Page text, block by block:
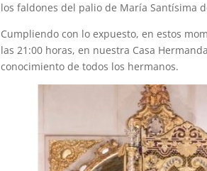
los faldones del palio de María Santísima
Cumpliendo con lo expuesto, en estos
las 21:00 horas, en nuestra Casa
conocimiento de todos los hermanos.